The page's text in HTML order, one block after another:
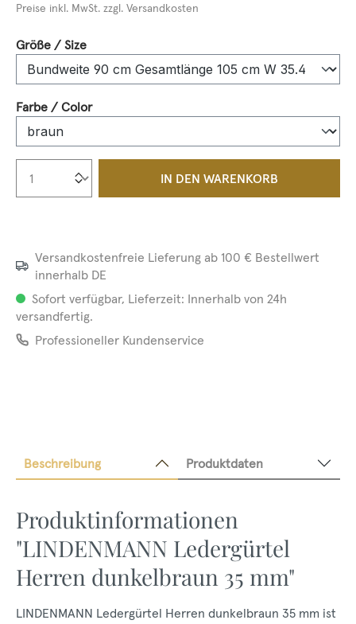
Preise inkl. MwSt. zzgl. Versandkosten
Größe / Sizeauswählen
Farbe / Colorauswählen
Produkt Anzahl: Gib den
IN DEN WARENKORB
Versandkostenfreie Lieferung ab 100 € Bestellwert
innerhalb DE
Sofort verfügbar, Lieferzeit: Innerhalb von 24h
versandfertig.
Professioneller Kundenservice
Beschreibung Produktdaten
Produktinformationen
"LINDENMANN Ledergürtel
Herren dunkelbraun 35 mm"
LINDENMANN Ledergürtel Herren dunkelbraun 35 mm ist